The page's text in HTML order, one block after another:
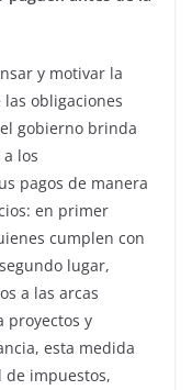
y motivar la
obligaciones
gobierno brinda
los
pagos de manera
en primer
cumplen con
lugar,
a las arcas
proyectos y
esta medida
impuestos,